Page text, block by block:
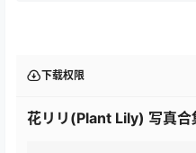
下载权限
花リリ(Plant Lily) 写真